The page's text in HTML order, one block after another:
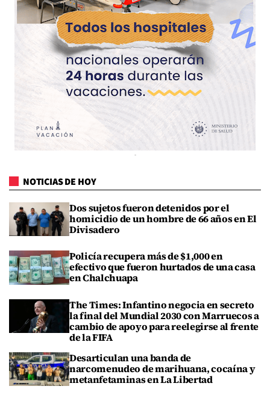
NOTICIAS DE HOY
Dos sujetos fueron detenidos por el
homicidio de un hombre de 66 años en El
Divisadero
Policía recupera más de $1,000 en
efectivo que fueron hurtados de una casa
en Chalchuapa
The Times: Infantino negocia en secreto
la final del Mundial 2030 con Marruecos a
cambio de apoyo para reelegirse al frente
de la FIFA
Desarticulan una banda de
narcomenudeo de marihuana, cocaína y
metanfetaminas en La Libertad